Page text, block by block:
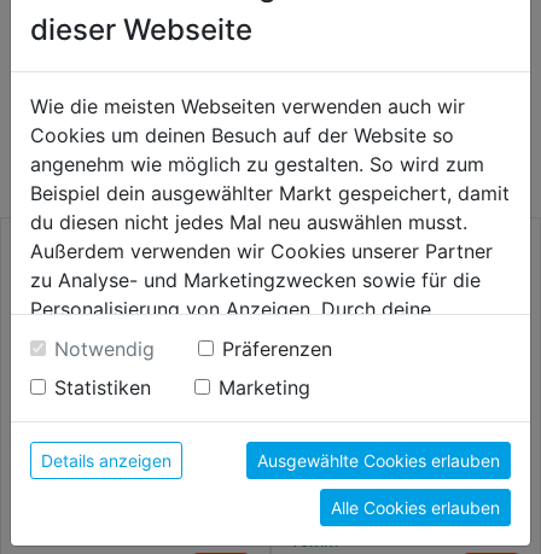
WEITERE PRODUKTE AUS DIESER
KATEGORIE
Schlangenbohrersatz 6tlg.
235mm DM 6 8 10 12 14
dieser Webseite
Wie die meisten Webseiten verwenden auch wir
Cookies um deinen Besuch auf der Website so
angenehm wie möglich zu gestalten. So wird zum
Beispiel dein ausgewählter Markt gespeichert, damit
du diesen nicht jedes Mal neu auswählen musst.
Außerdem verwenden wir Cookies unserer Partner
zu Analyse- und Marketingzwecken sowie für die
Personalisierung von Anzeigen. Durch deine
Einwilligung werden die Daten von Drittanbieter,
unter anderem auch in den USA, verarbeitet.
Durch Klick auf "Alle Cookies erlauben" stimmst du
der Verwendung aller Cookies zu. Unter "Details
anzeigen" findest du alle Infos zu den
unterschiedlichen Cookies, unter "Cookies
Konfigurieren" kannst du auswählen, welche Cookies
du zulassen möchtest und welche nicht.
Notwendig
Präferenzen
Statistiken
Marketing
Details anzeigen Ausgewählte Cookies erlauben
Alle Cookies erlauben